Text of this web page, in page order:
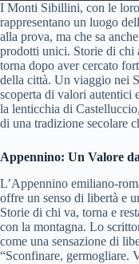
I Monti Sibillini, con le
rappresentano un luogo
alla prova, ma che sa
prodotti unici. Storie di chi
torna dopo aver cercato
della città. Un viaggio nei
scoperta di valori autentici
la lenticchia di
di una tradizione secolare
Appennino: Un Valore
L’Appennino emiliano-
offre un senso di libertà e
Storie di chi va, torna e
con la montagna. Lo
come una sensazione di
“Sconfinare, germogliare.